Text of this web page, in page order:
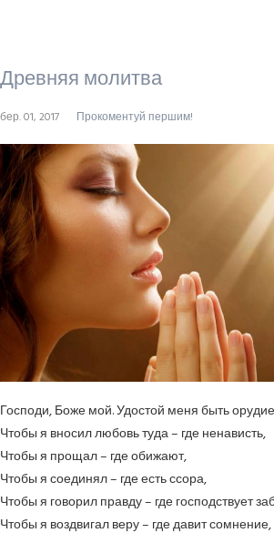
Древняя молитва
бер. 01, 2017 Прокоментуй першим!
Господи, Боже мой. Удостой меня быть
Чтобы я вносил любовь туда – где ненависть,
Чтобы я прощал – где обижают,
Чтобы я соединял – где есть ссора,
Чтобы я говорил правду – где господствует
Чтобы я воздвигал веру – где давит сомнение,